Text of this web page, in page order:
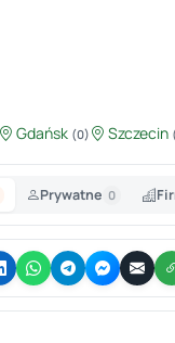
Gdańsk (0) Szczecin
Prywatne 0